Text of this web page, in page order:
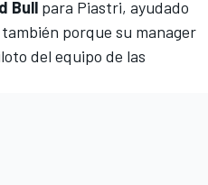
Bull para Piastri, ayudado
porque su manager
del equipo de las